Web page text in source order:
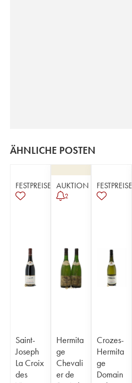
ÄHNLICHE POSTEN
FESTPREISE
Saint-
Joseph
La Croix
des
AUKTION
2
Hermita
ge
Chevali
er de
FESTPREISE
Crozes-
Hermita
ge
Domain